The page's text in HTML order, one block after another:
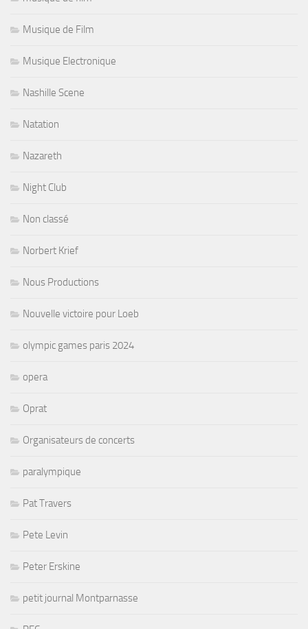
Musique de Film
Musique Electronique
Nashille Scene
Natation
Nazareth
Night Club
Non classé
Norbert Krief
Nous Productions
Nouvelle victoire pour Loeb
olympic games paris 2024
opera
Oprat
Organisateurs de concerts
paralympique
Pat Travers
Pete Levin
Peter Erskine
petit journal Montparnasse